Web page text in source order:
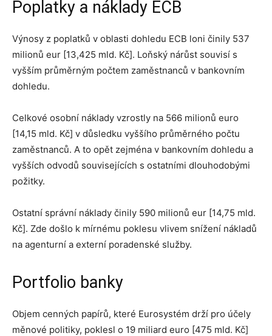
Poplatky a náklady ECB
Výnosy z poplatků v oblasti dohledu ECB loni činily 537
milionů eur [13,425 mld. Kč]. Loňský nárůst souvisí s
vyšším průměrným počtem zaměstnanců v bankovním
dohledu.
Celkové osobní náklady vzrostly na 566 milionů euro
[14,15 mld. Kč] v důsledku vyššího průměrného počtu
zaměstnanců. A to opět zejména v bankovním dohledu a
vyšších odvodů souvisejících s ostatními dlouhodobými
požitky.
Ostatní správní náklady činily 590 milionů eur [14,75 mld.
Kč]. Zde došlo k mírnému poklesu vlivem snížení nákladů
na agenturní a externí poradenské služby.
Portfolio banky
Objem cenných papírů, které Eurosystém drží pro účely
měnové politiky, poklesl o 19 miliard euro [475 mld. Kč]